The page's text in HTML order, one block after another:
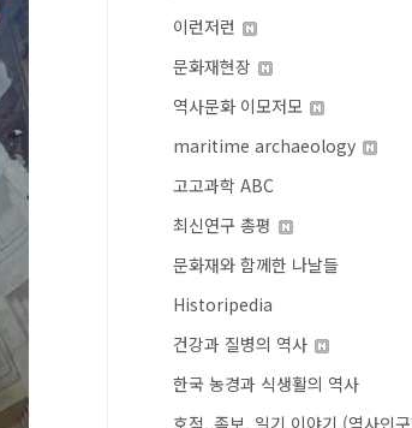
이런저런
문화재현장
역사문화 이모저모
maritime archaeology
고고과학 ABC
최신연구 총평
문화재와 함께한 나날들
Historipedia
건강과 질병의 역사
한국 농경과 식생활의 역사
호적, 족보, 일기 이야기 (역사인